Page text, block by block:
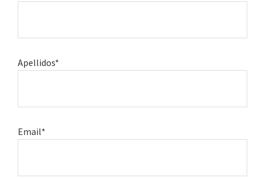
Apellidos*
Email*